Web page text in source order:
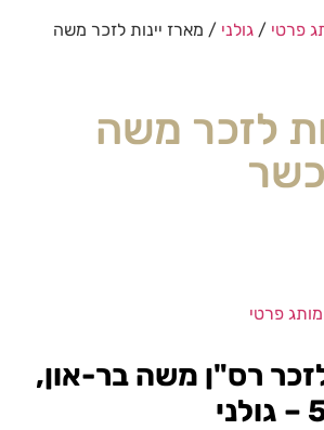
פרטי / גולני / מארז יינות לזכר משה
לזכר משה
מותג פרטי
רס"ן משה בר-און,